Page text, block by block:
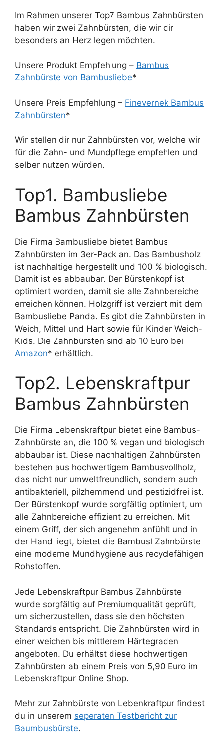
Im Rahmen unserer Top7 Bambus Zahnbürsten
haben wir zwei Zahnbürsten, die wir dir
besonders an Herz legen möchten.
Unsere Produkt Empfehlung – Bambus
Zahnbürste von Bambusliebe*
Unsere Preis Empfehlung – Finevernek Bambus
Zahnbürsten*
Wir stellen dir nur Zahnbürsten vor, welche wir
für die Zahn- und Mundpflege empfehlen und
selber nutzen würden.
Top1. Bambusliebe
Bambus Zahnbürsten
Die Firma Bambusliebe bietet Bambus
Zahnbürsten im 3er-Pack an. Das Bambusholz
ist nachhaltige hergestellt und 100 % biologisch.
Damit ist es abbaubar. Der Bürstenkopf ist
optimiert worden, damit sie alle Zahnbereiche
erreichen können. Holzgriff ist verziert mit dem
Bambusliebe Panda. Es gibt die Zahnbürsten in
Weich, Mittel und Hart sowie für Kinder Weich-
Kids. Die Zahnbürsten sind ab 10 Euro bei
Amazon* erhältlich.
Top2. Lebenskraftpur
Bambus Zahnbürsten
Die Firma Lebenskraftpur bietet eine Bambus-
Zahnbürste an, die 100 % vegan und biologisch
abbaubar ist. Diese nachhaltigen Zahnbürsten
bestehen aus hochwertigem Bambusvollholz,
das nicht nur umweltfreundlich, sondern auch
antibakteriell, pilzhemmend und pestizidfrei ist.
Der Bürstenkopf wurde sorgfältig optimiert, um
alle Zahnbereiche effizient zu erreichen. Mit
einem Griff, der sich angenehm anfühlt und in
der Hand liegt, bietet die Bambusl Zahnbürste
eine moderne Mundhygiene aus recyclefähigen
Rohstoffen.
Jede Lebenskraftpur Bambus Zahnbürste
wurde sorgfältig auf Premiumqualität geprüft,
um sicherzustellen, dass sie den höchsten
Standards entspricht. Die Zahnbürsten wird in
einer weichen bis mittlerem Härtegraden
angeboten. Du erhältst diese hochwertigen
Zahnbürsten ab einem Preis von 5,90 Euro im
Lebenskraftpur Online Shop.
Mehr zur Zahnbürste von Lebenkraftpur findest
du in unserem seperaten Testbericht zur
Baumbusbürste.